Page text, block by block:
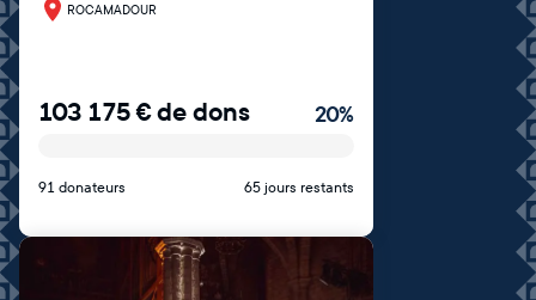
ROCAMADOUR
103 175€de dons 20%
91 donateurs 65 jours restants